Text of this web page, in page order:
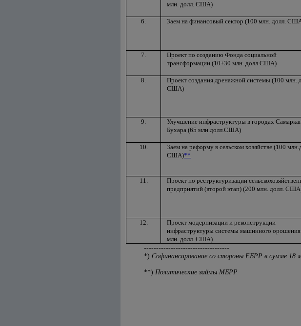
млн. долл. США)
6. Заем на финансовый сектор (100 млн. долл.
7.
Проект по созданию Фонда социальной
трансформации (10+30 млн. долл США)
8.
Проект создания дренажной системы (100 млн.
США)
9.
Улучшение инфраструктуры в городах
Бухара (65 млн.долл.США)
10.
Заем на реформу в сельском хозяйстве (100
США)**
11.
Проект по реструктуризации
предприятий (второй этап) (200 млн. долл.
12.
Проект модернизации и реконструкции
инфраструктуры системы машинного
млн. долл. США)
-----------------------------------
*) Софинансирование со стороны ЕБРР в сумме 18
**) Политические займы МБРР